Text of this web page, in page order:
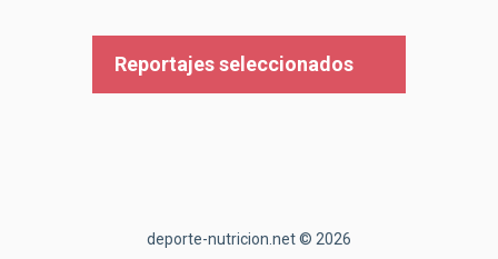
Reportajes seleccionados
deporte-nutricion.net © 2026